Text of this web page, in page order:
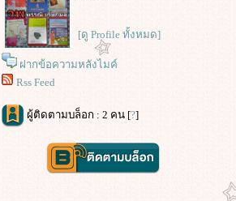
[ดู Profile ทั้งหมด]
ฝากข้อความหลังไมค์
Rss Feed
ผู้ติดตามบล็อก : 2 คน [?]